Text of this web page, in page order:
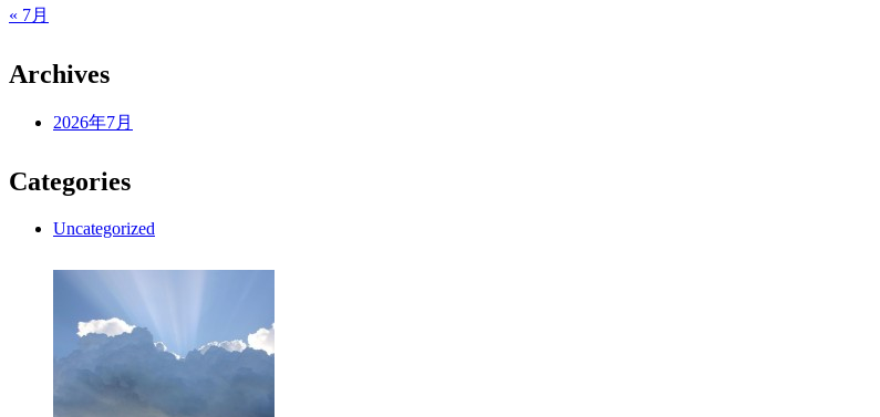
« 7月
Archives
2026年7月
Categories
Uncategorized